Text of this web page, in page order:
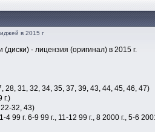
в 2015 г
- лицензия (оригинал) в 2015 г.
28, 31, 32, 34, 35, 37, 39, 43, 44, 45, 46, 47)
г.)
32, 43)
99 г. 6-9 99 г., 11-12 99 г., 8 2000 г., 5-6